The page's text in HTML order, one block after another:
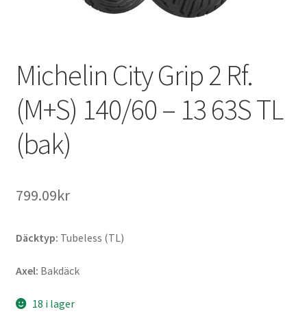
Michelin City Grip 2 Rf.
(M+S) 140/60 – 13 63S TL
(bak)
799.09kr
Däcktyp: Tubeless (TL)
Axel: Bakdäck
18 i lager